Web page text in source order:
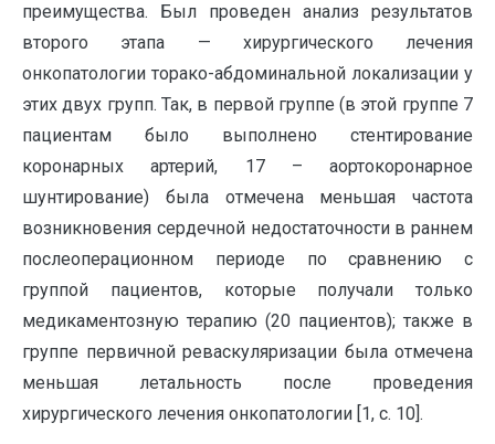
преимущества. Был проведен анализ результатов
второго этапа — хирургического лечения
онкопатологии торако-абдоминальной локализации у
этих двух групп. Так, в первой группе (в этой группе 7
пациентам было выполнено стентирование
коронарных артерий, 17 – аортокоронарное
шунтирование) была отмечена меньшая частота
возникновения сердечной недостаточности в раннем
послеоперационном периоде по сравнению с
группой пациентов, которые получали только
медикаментозную терапию (20 пациентов); также в
группе первичной реваскуляризации была отмечена
меньшая летальность после проведения
хирургического лечения онкопатологии [1, с. 10].